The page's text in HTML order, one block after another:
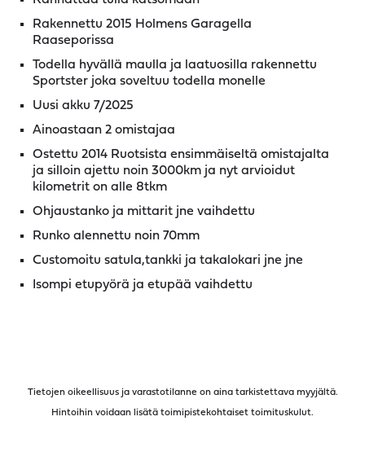
Rakennettu 2015 Holmens Garagella
Raaseporissa
Todella hyvällä maulla ja laatuosilla rakennettu
Sportster joka soveltuu todella monelle
Uusi akku 7/2025
Ainoastaan 2 omistajaa
Ostettu 2014 Ruotsista ensimmäiseltä omistajalta
ja silloin ajettu noin 3000km ja nyt arvioidut
kilometrit on alle 8tkm
Ohjaustanko ja mittarit jne vaihdettu
Runko alennettu noin 70mm
Customoitu satula,tankki ja takalokari jne jne
Isompi etupyörä ja etupää vaihdettu
Tietojen oikeellisuus ja varastotilanne on aina tarkistettava myyjältä.
Hintoihin voidaan lisätä toimipistekohtaiset toimituskulut.